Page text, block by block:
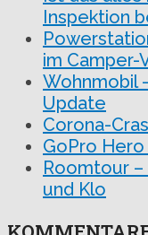
Inspektion
im Camper-
Wohnmobil
Update
Corona-
GoPro Hero
Roomtour
und Klo